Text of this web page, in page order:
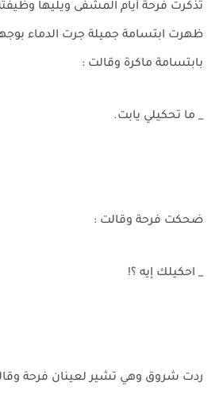
تذكرت فرحة أيام المشفى ويليها
ظهرت ابتسامة جميلة جرت الدماء
بابتسامة ماكرة وقالت :
_ ما تحكيلي يابت.
ضحكت فرحة وقالت :
_ احكيلك إيه ؟!
ردت شروق وهي تشير لعينان فرحة